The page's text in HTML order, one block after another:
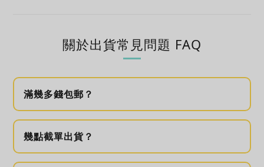
關於出貨常見問題 FAQ
滿幾多錢包郵？
幾點截單出貨？